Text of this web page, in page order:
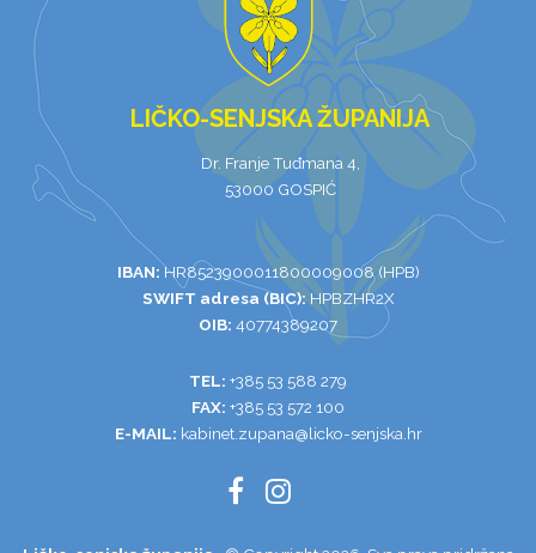
LIČKO-SENJSKA ŽUPANIJA
Dr. Franje Tuđmana 4,
53000 GOSPIĆ
IBAN: HR8523900011800009008 (HPB)
SWIFT adresa (BIC):HPBZHR2X
OIB: 40774389207
TEL: +385 53 588 279
FAX: +385 53 572 100
E-MAIL: kabinet.zupana@licko-senjska.hr